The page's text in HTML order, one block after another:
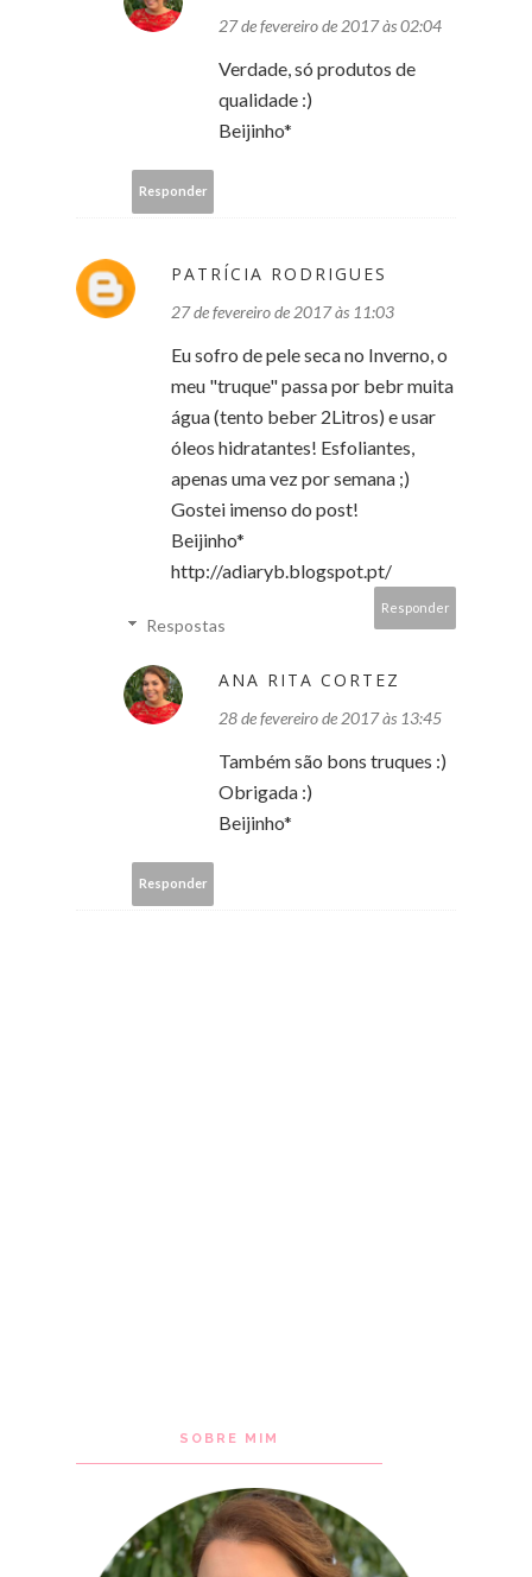
27 de fevereiro de 2017 às 02:04
Verdade, só produtos de
qualidade :)
Beijinho*
Responder
PATRÍCIA RODRIGUES
27 de fevereiro de 2017 às 11:03
Eu sofro de pele seca no Inverno, o
meu "truque" passa por bebr muita
água (tento beber 2Litros) e usar
óleos hidratantes! Esfoliantes,
apenas uma vez por semana ;)
Gostei imenso do post!
Beijinho*
http://adiaryb.blogspot.pt/
Responder
Respostas
ANA RITA CORTEZ
28 de fevereiro de 2017 às 13:45
Também são bons truques :)
Obrigada :)
Beijinho*
Responder
SOBRE MIM